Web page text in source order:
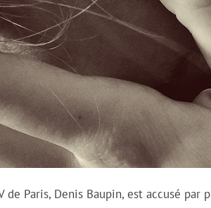
de Paris, Denis Baupin, est accusé